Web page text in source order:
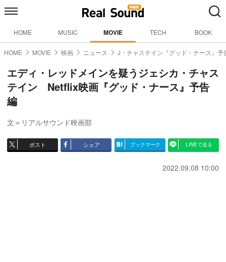
HOME MUSIC MOVIE TECH BOOK
HOME MOVIE 映画 ニュース J・チャステイン『グッド・ナース』予
エディ・レッドメインを疑うジェシカ・チャス
テイン Netflix映画『グッド・ナース』予告
編
文＝リアルサウンド映画部
ポスト シェア ブックマーク LINEで送る
2022.09.08 10:00